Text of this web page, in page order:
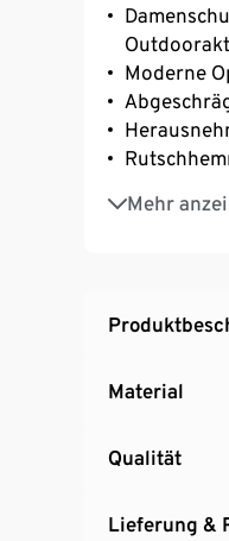
Moderne
Mehr
Material
Qualität
Lieferung &